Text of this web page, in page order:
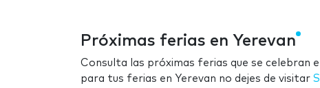
Próximas ferias en Yerevan
Consulta las próximas ferias que se celebran
para tus ferias en Yerevan no dejes de visitar